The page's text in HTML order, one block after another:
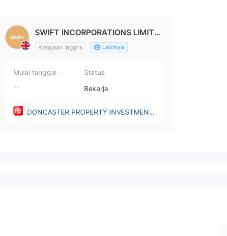
SWIFT INCORPORATIONS LIMITE
DKerajaan Inggris Lainnya
Mulai tanggal
--
Status
Bekerja
DONCASTER PROPERTY INVESTMENT